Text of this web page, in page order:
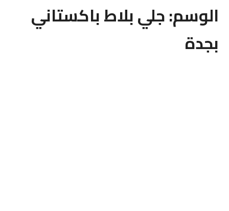
الوسم:جلي بلاط باكستاني
بجدة